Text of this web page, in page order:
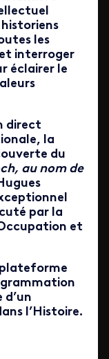
les
interroger
éclairer le
direct
la
du
au nom de
par la
et
plateforme
l’Histoire.